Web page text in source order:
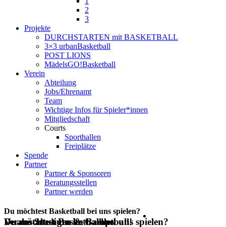
2
3
Projekte
DURCHSTARTEN mit BASKETBALL
3×3 urbanBasketball
POST LIONS
MädelsGO!Basketball
Verein
Abteilung
Jobs/Ehrenamt
Team
Wichtige Infos für Spieler*innen
Mitgliedschaft
Courts
Sporthallen
Freiplätze
Spende
Partner
Partner & Sponsoren
Beratungsstellen
Partner werden
Du möchtest Basketball bei uns spielen?
Veranstaltungen & Camps
Duales Studium im Basketball!
Du möchtest Basketball bei uns spielen?